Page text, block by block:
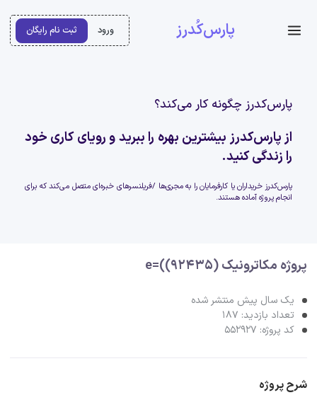
پارس‌کُدرز ورود ثبت نام رایگان
پارس‌کدرز چگونه کار می‌کند؟
از پارس‌کدرز بیشترین بهره را ببرید و رویای کاری خود
را زندگی کنید.
پارس‌کدرز خریداران یا کارفرمایان را به مجری‌ها /فریلنسرهای خبره‌ای متصل می‌کند که برای
انجام پروژه آماده هستند.
پروژه مکاترونیک (92435))=e
یک سال پیش منتشر شده
تعداد بازدید: 187
کد پروژه: 552927
شرح پروژه